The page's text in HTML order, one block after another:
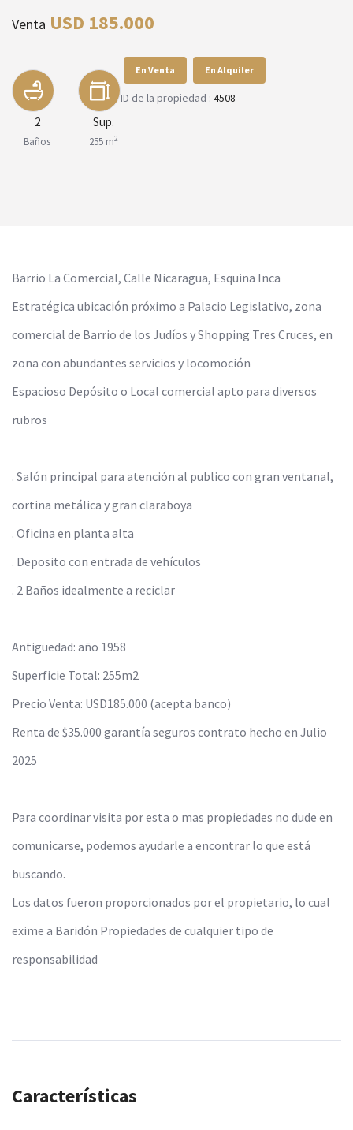
Venta USD 185.000
2
Baños
Sup.
255 m2
En Venta En Alquiler
ID de la propiedad : 4508
Barrio La Comercial, Calle Nicaragua, Esquina Inca
Estratégica ubicación próximo a Palacio Legislativo, zona
comercial de Barrio de los Judíos y Shopping Tres Cruces, en
zona con abundantes servicios y locomoción
Espacioso Depósito o Local comercial apto para diversos
rubros
. Salón principal para atención al publico con gran ventanal,
cortina metálica y gran claraboya
. Oficina en planta alta
. Deposito con entrada de vehículos
. 2 Baños idealmente a reciclar
Antigüedad: año 1958
Superficie Total: 255m2
Precio Venta: USD185.000 (acepta banco)
Renta de $35.000 garantía seguros contrato hecho en Julio
2025
Para coordinar visita por esta o mas propiedades no dude en
comunicarse, podemos ayudarle a encontrar lo que está
buscando.
Los datos fueron proporcionados por el propietario, lo cual
exime a Baridón Propiedades de cualquier tipo de
responsabilidad
Características